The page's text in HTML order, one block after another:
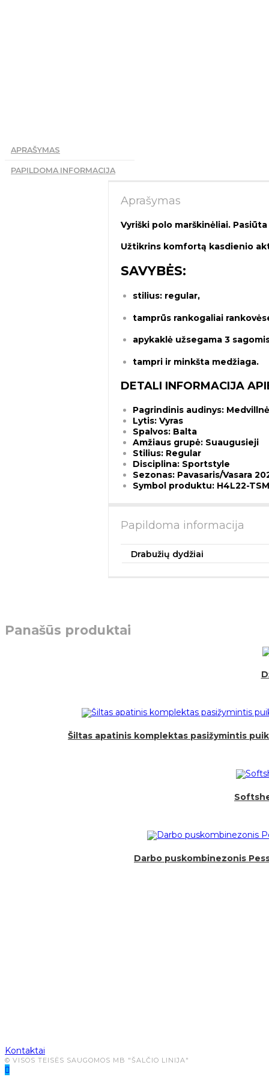
APRAŠYMAS
PAPILDOMA INFORMACIJA
Aprašymas
Vyriški polo marškinėliai.
Užtikrins komfortą kasdienio
SAVYBĖS:
stilius: regular,
tamprūs rankogaliai
apykaklė užsegama 3
tampri ir minkšta medžiaga.
DETALI INFORMACIJA
Pagrindinis audinys: Medvillnė
Lytis: Vyras
Spalvos: Balta
Amžiaus grupė: Suaugusieji
Stilius: Regular
Disciplina: Sportstyle
Sezonas: Pavasaris/Vasara
Symbol produktu: H4L22-
Papildoma informacija
Drabužių dydžiai
Panašūs produktai
Šiltas apatinis komplektas pasižymintis
Darbo puskombinezonis
Kontaktai
© VISOS TEISĖS SAUGOMOS MB "ŠALČIO LINIJA"